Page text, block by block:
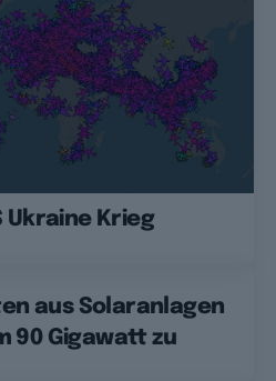
Ukraine Krieg
aus Solaranlagen
90 Gigawatt zu